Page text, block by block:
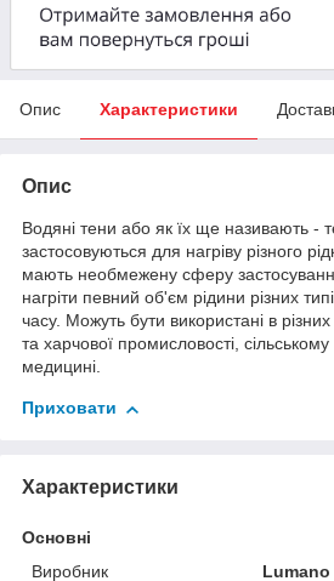
Опис Характеристики
Опис
Водяні тени або як їх ще називають -
застосовуються для нагріву різного
мають необмежену сферу
нагріти певний об'єм рідини різних
часу. Можуть бути використані в різних
та харчової промисловості, сільському
медицині.
Приховати
Характеристики
Основні
Виробник
Lumano